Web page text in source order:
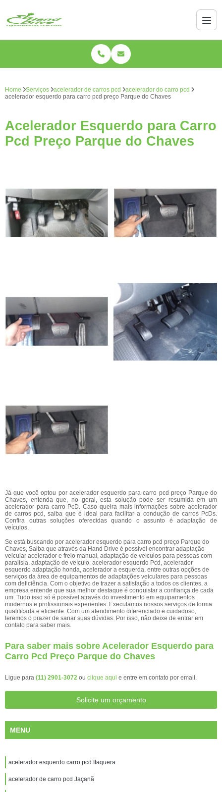
Home Serviços acelerador de carros pcd
acelerador do carro pcd
acelerador esquerdo para carro pcd preço Parque do Chaves
Acelerador Esquerdo para Carro
Pcd Preço Parque do Chaves
Já que você optou por acelerador esquerdo para carro pcd preço Parque do
Chaves, entenda que, no geral, esta solução pode ser resumida em um
acelerador para carro PcD. Caso queira mais informações sobre acelerador
de carros pcd, saiba que é ideal para facilitar a condução de carros PcDs.
Confira outras soluções oferecidas quando o assunto é adaptação de
veículos.
Se está buscando por acelerador esquerdo para carro pcd preço Parque do
Chaves, Saiba que através da Hand Drive é possível encontrar adaptação
veicular acelerador e freio manual, adaptação de veículos para pessoas com
paralisia, adaptação de veículo, acelerador esquerdo Pcd, acelerador
esquerdo adaptação honda, acelerador a esquerda, entre outras opções de
serviços da área de equipamentos de adaptações veiculares para pessoas
com deficiência. Com o objetivo de trazer a satisfação a todos os clientes, a
empresa entende que sua melhor destaque é conquistar a confiança de cada
um. Tudo isso só é possível através do investimento em equipamentos
modernos e profissionais experientes. Executamos nossos serviços de forma
qualificada e eficiente. Com um atendimento diferenciado e cuidadoso,
teremos o prazer de sanar suas dúvidas. Por isso, não deixe de entrar em
contato para saber mais.
Para saber mais sobre Acelerador Esquerdo para
Carro Pcd Preço Parque do Chaves
Ligue para (11) 2901-3072 ou clique aqui e entre em contato por email.
Solicite um orçamento
MENU
acelerador esquerdo carro pcd Itaquera
acelerador de carro pcd Jaçanã